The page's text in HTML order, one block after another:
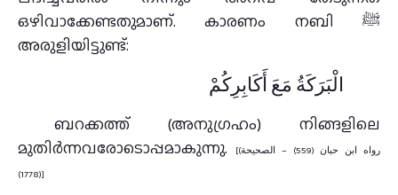
ഒഴിവാക്കേണ്ടതുമാണ്. കാരണം നബി ﷺ
അരുളിയിട്ടുണ്ട്:
الْبَرَكَةُ مَعَ أَكَابِرِكُمْ
ബറക്കത്ത് (അനുഗ്രഹം) നിങ്ങളിലെ
മുതിർന്നവരോടൊപ്പമാകുന്നു.
[رواه ابن حبان (559) – الصحيحة)
(1778)]